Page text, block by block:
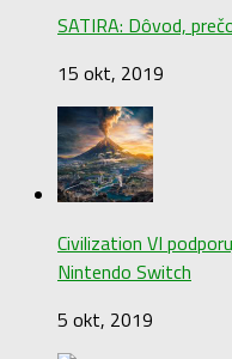
SATIRA: Dôvod,
15 okt, 2019
Civilization VI
Nintendo Switch
5 okt, 2019